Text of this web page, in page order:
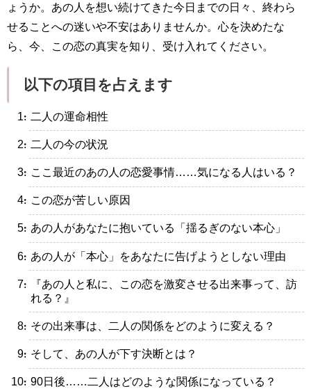
ょうか。あの人を想い続けてきた今日までの日々、終わら
せることへの迷いや不安はありませんか。心を決めたな
ら、今、この恋の真実を知り、受け入れてください。
以下の項目を占えます
・二人の運命相性
・二人の今の状況
・ここ最近のあの人の恋愛事情……気になる人はいる？
・この恋が苦しい原因
・あの人があなたに抱いている「揺るぎのない本心」
・あの人が「本心」をあなたに告げようとしない理由
・『あの人と私に、この恋を激変させる出来事って、訪
れる？』
・その出来事は、二人の関係をどのように変える？
・そして、あの人が下す決断とは？
・90日後……二人はどのような関係になっている？